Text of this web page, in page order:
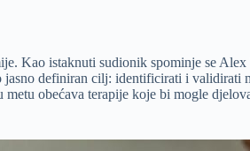
Kao istaknuti sudionik spominje se
definiran cilj: identificirati i
obećava terapije koje bi mogle